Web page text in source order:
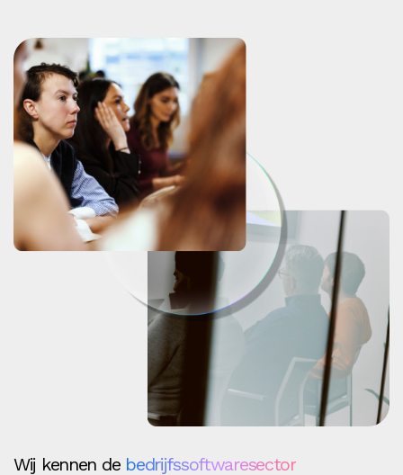
Wij kennen de bedrijfssoftwaresector